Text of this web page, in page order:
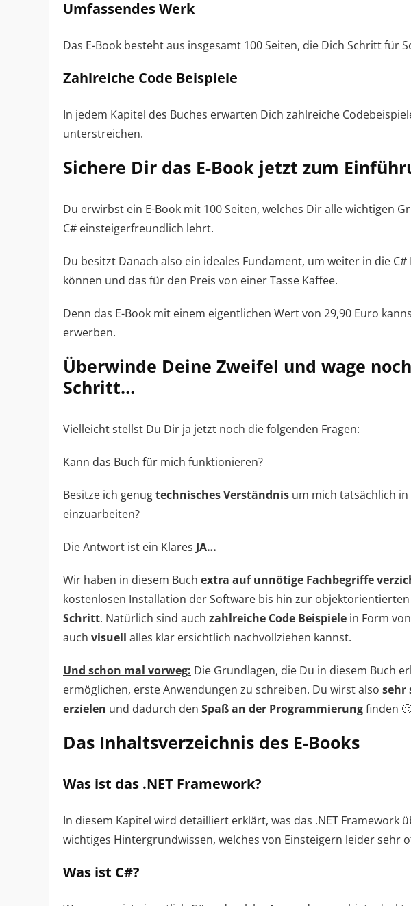
Umfassendes Werk
Das E-Book besteht aus insgesamt 100 Seiten, die Dich Schritt für
Zahlreiche Code Beispiele
In jedem Kapitel des Buches erwarten Dich zahlreiche
unterstreichen.
Sichere Dir das E-Book jetzt zum
Du erwirbst ein E-Book mit 100 Seiten, welches Dir alle wichtigen
C# einsteigerfreundlich lehrt.
Du besitzt Danach also ein ideales Fundament, um weiter in die
können und das für den Preis von einer Tasse Kaffee.
Denn das E-Book mit einem eigentlichen Wert von 29,90 Euro
erwerben.
Überwinde Deine Zweifel und wage
Schritt…
Vielleicht stellst Du Dir ja jetzt noch die folgenden Fragen:
Kann das Buch für mich funktionieren?
Besitze ich genugtechnisches Verständnis um mich tatsächlich
einzuarbeiten?
Die Antwort ist ein Klares JA…
Wir haben in diesem Buch extra auf unnötige Fachbegriffe
kostenlosen Installation der Software bis hin zur
Schritt. Natürlich sind auch zahlreiche Code Beispiele in Form
auch visuell alles klar ersichtlich nachvollziehen kannst.
Und schon mal vorweg: Die Grundlagen, die Du in diesem Buch
ermöglichen, erste Anwendungen zu schreiben. Du wirst also sehr
erzielen und dadurch den Spaß an der Programmierungfinden
Das Inhaltsverzeichnis des E-Books
Was ist das .NET Framework?
In diesem Kapitel wird detailliert erklärt, was das .NET Framework
wichtiges Hintergrundwissen, welches von Einsteigern leider sehr
Was ist C#?